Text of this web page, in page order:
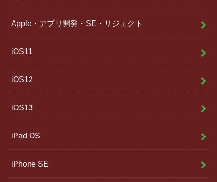
Apple・アプリ開発・SE・リジェクト
iOS11
iOS12
iOS13
iPad OS
iPhone SE